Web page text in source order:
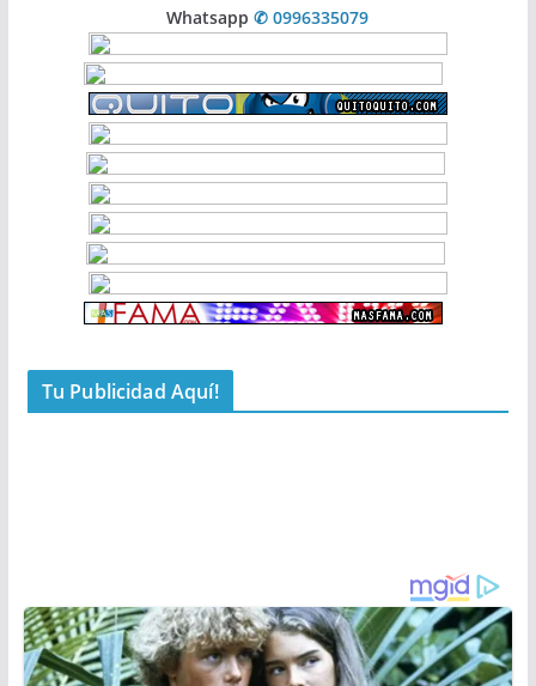
Whatsapp✆ 0996335079
Tu Publicidad Aquí!